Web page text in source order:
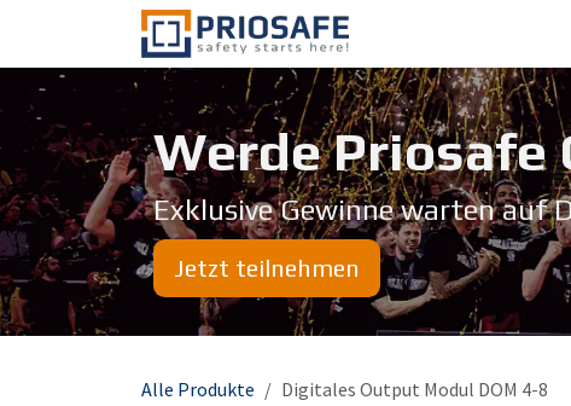
Zum Inhalt springen
Jetzt teilnehmen
Werde Priosafe
Exklusive Gewinne warten auf
Alle Produkte Digitales Output Modul DOM 4-8